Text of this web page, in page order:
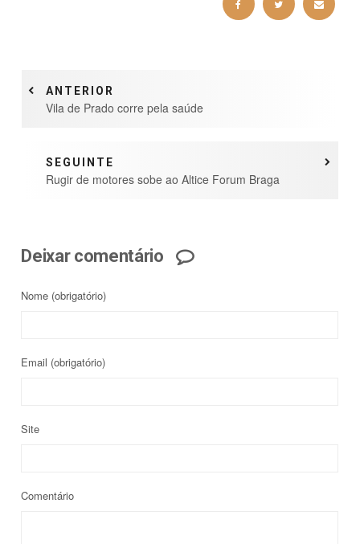
ANTERIOR
Vila de Prado corre pela saúde
SEGUINTE
Rugir de motores sobe ao Altice Forum Braga
Deixar comentário
Nome (obrigatório)
Email (obrigatório)
Site
Comentário